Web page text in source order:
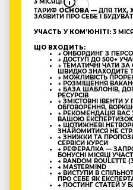
ТАРИФ ОСНОВА — ДЛЯ ТИХ,
ЗАЯВИТИ ПРО СЕБЕ І
УЧАСТЬ У КОМʼЮНІТІ: 3
ЩО ВХОДИТЬ:
→ ОНБОРДИНГ З
→ ДОСТУП ДО 500+
→ ТЕМАТИЧНІ ЧАТИ
ШВИДКО ЗНАХОДИТЕ
→ МОЖЛИВІСТЬ
→ РОЗМІЩЕННЯ
→ БАЗА ШАБЛОНІВ,
РЕСУРСІВ
→ ЗМІСТОВНІ ІВЕНТИ
ОБГОВОРЕННЯ,
→ РЕКОМЕНДАЦІЯ
ВАШОЮ
→ ЩОТИЖНЕВІ
ЗНАЙОМИТИСЯ НЕ
→ ЗНИЖКИ ТА
СЕРВІСИ КУРСИ
→ РЕФЕРАЛКА —
БОНУСНІ МІСЯЦІ УЧАСТІ
→ RANDOM ROULETTE
→ MASTERMIND
→ ВИСТУПИ В
ПРО СЕБЕ ЯК
→ ПОСТИНГ СТАТЕЙ У